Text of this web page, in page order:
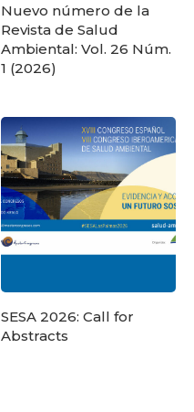
Nuevo número de la
Revista de Salud
Ambiental: Vol. 26 Núm.
1 (2026)
SESA 2026: Call for
Abstracts